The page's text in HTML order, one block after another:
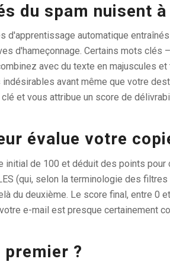
du spam nuisent
d'apprentissage automatique
d'hameçonnage. Certains mots clés
avec du texte en majuscules
avant même que votre
et vous attribue un score de
évalue votre
initial de 100 et déduit des points
(qui, selon la terminologie des
du deuxième. Le score final, entre
e-mail est presque certainement
?